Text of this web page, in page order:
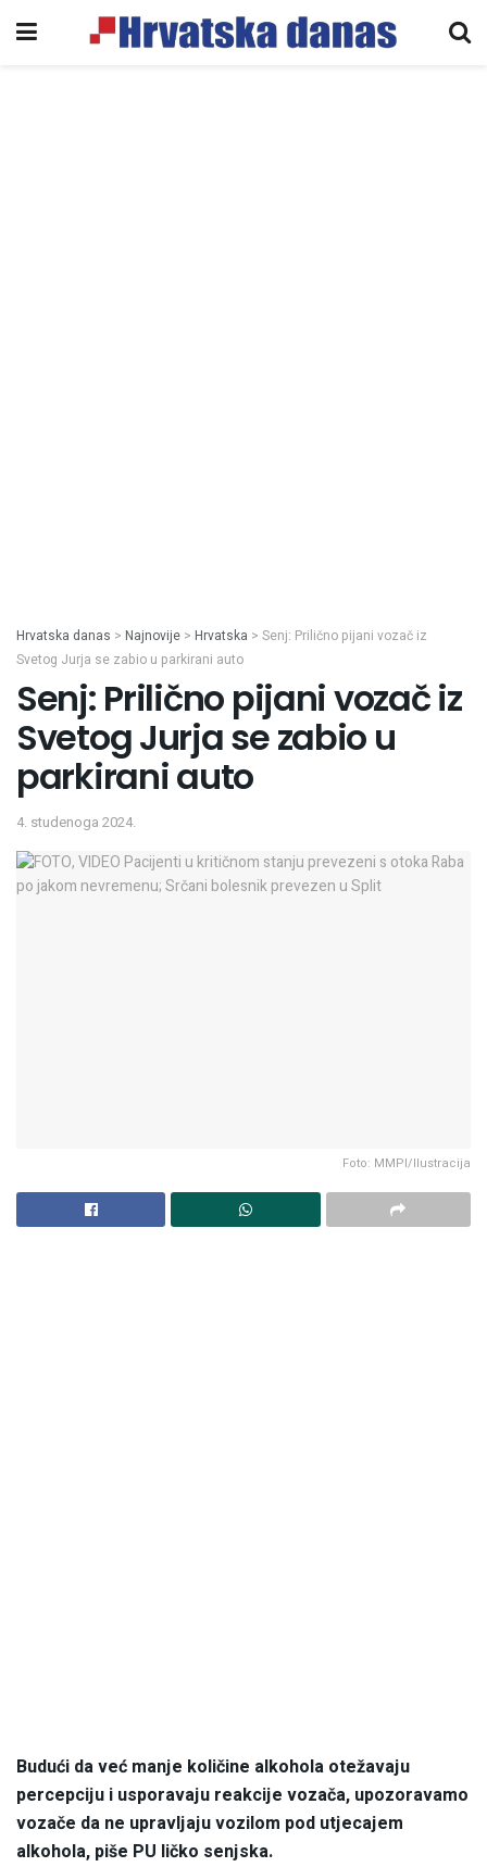
Hrvatska danas > Najnovije > Hrvatska > Senj: Prilično pijani vozač iz
Svetog Jurja se zabio u parkirani auto
Senj: Prilično pijani vozač iz
Svetog Jurja se zabio u
parkirani auto
4. studenoga 2024.
Foto: MMPI/Ilustracija
Budući da već manje količine alkohola otežavaju
percepciju i usporavaju reakcije vozača, upozoravamo
vozače da ne upravljaju vozilom pod utjecajem
alkohola, piše PU ličko senjska.